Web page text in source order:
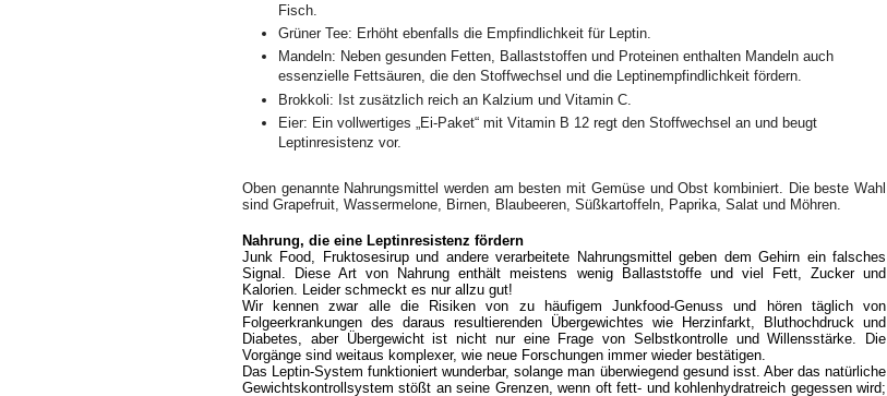
Fisch.
Grüner Tee: Erhöht ebenfalls die Empfindlichkeit für Leptin.
Mandeln: Neben gesunden Fetten, Ballaststoffen und Proteinen enthalten Mandeln auch
essenzielle Fettsäuren, die den Stoffwechsel und die Leptinempfindlichkeit fördern.
Brokkoli: Ist zusätzlich reich an Kalzium und Vitamin C.
Eier: Ein vollwertiges „Ei-Paket“ mit Vitamin B 12 regt den Stoffwechsel an und beugt
Leptinresistenz vor.
Oben genannte Nahrungsmittel werden am besten mit Gemüse und Obst kombiniert. Die beste Wahl
sind Grapefruit, Wassermelone, Birnen, Blaubeeren, Süßkartoffeln, Paprika, Salat und Möhren.
Nahrung, die eine Leptinresistenz fördern
Junk Food, Fruktosesirup und andere verarbeitete Nahrungsmittel geben dem Gehirn ein falsches
Signal. Diese Art von Nahrung enthält meistens wenig Ballaststoffe und viel Fett, Zucker und
Kalorien. Leider schmeckt es nur allzu gut!
Wir kennen zwar alle die Risiken von zu häufigem Junkfood-Genuss und hören täglich von
Folgeerkrankungen des daraus resultierenden Übergewichtes wie Herzinfarkt, Bluthochdruck und
Diabetes, aber Übergewicht ist nicht nur eine Frage von Selbstkontrolle und Willensstärke. Die
Vorgänge sind weitaus komplexer, wie neue Forschungen immer wieder bestätigen.
Das Leptin-System funktioniert wunderbar, solange man überwiegend gesund isst. Aber das natürliche
Gewichtskontrollsystem stößt an seine Grenzen, wenn oft fett- und kohlenhydratreich gegessen wird;